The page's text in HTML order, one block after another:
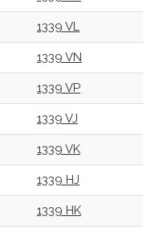
1339 VL
1339 VN
1339 VP
1339 VJ
1339 VK
1339 HJ
1339 HK